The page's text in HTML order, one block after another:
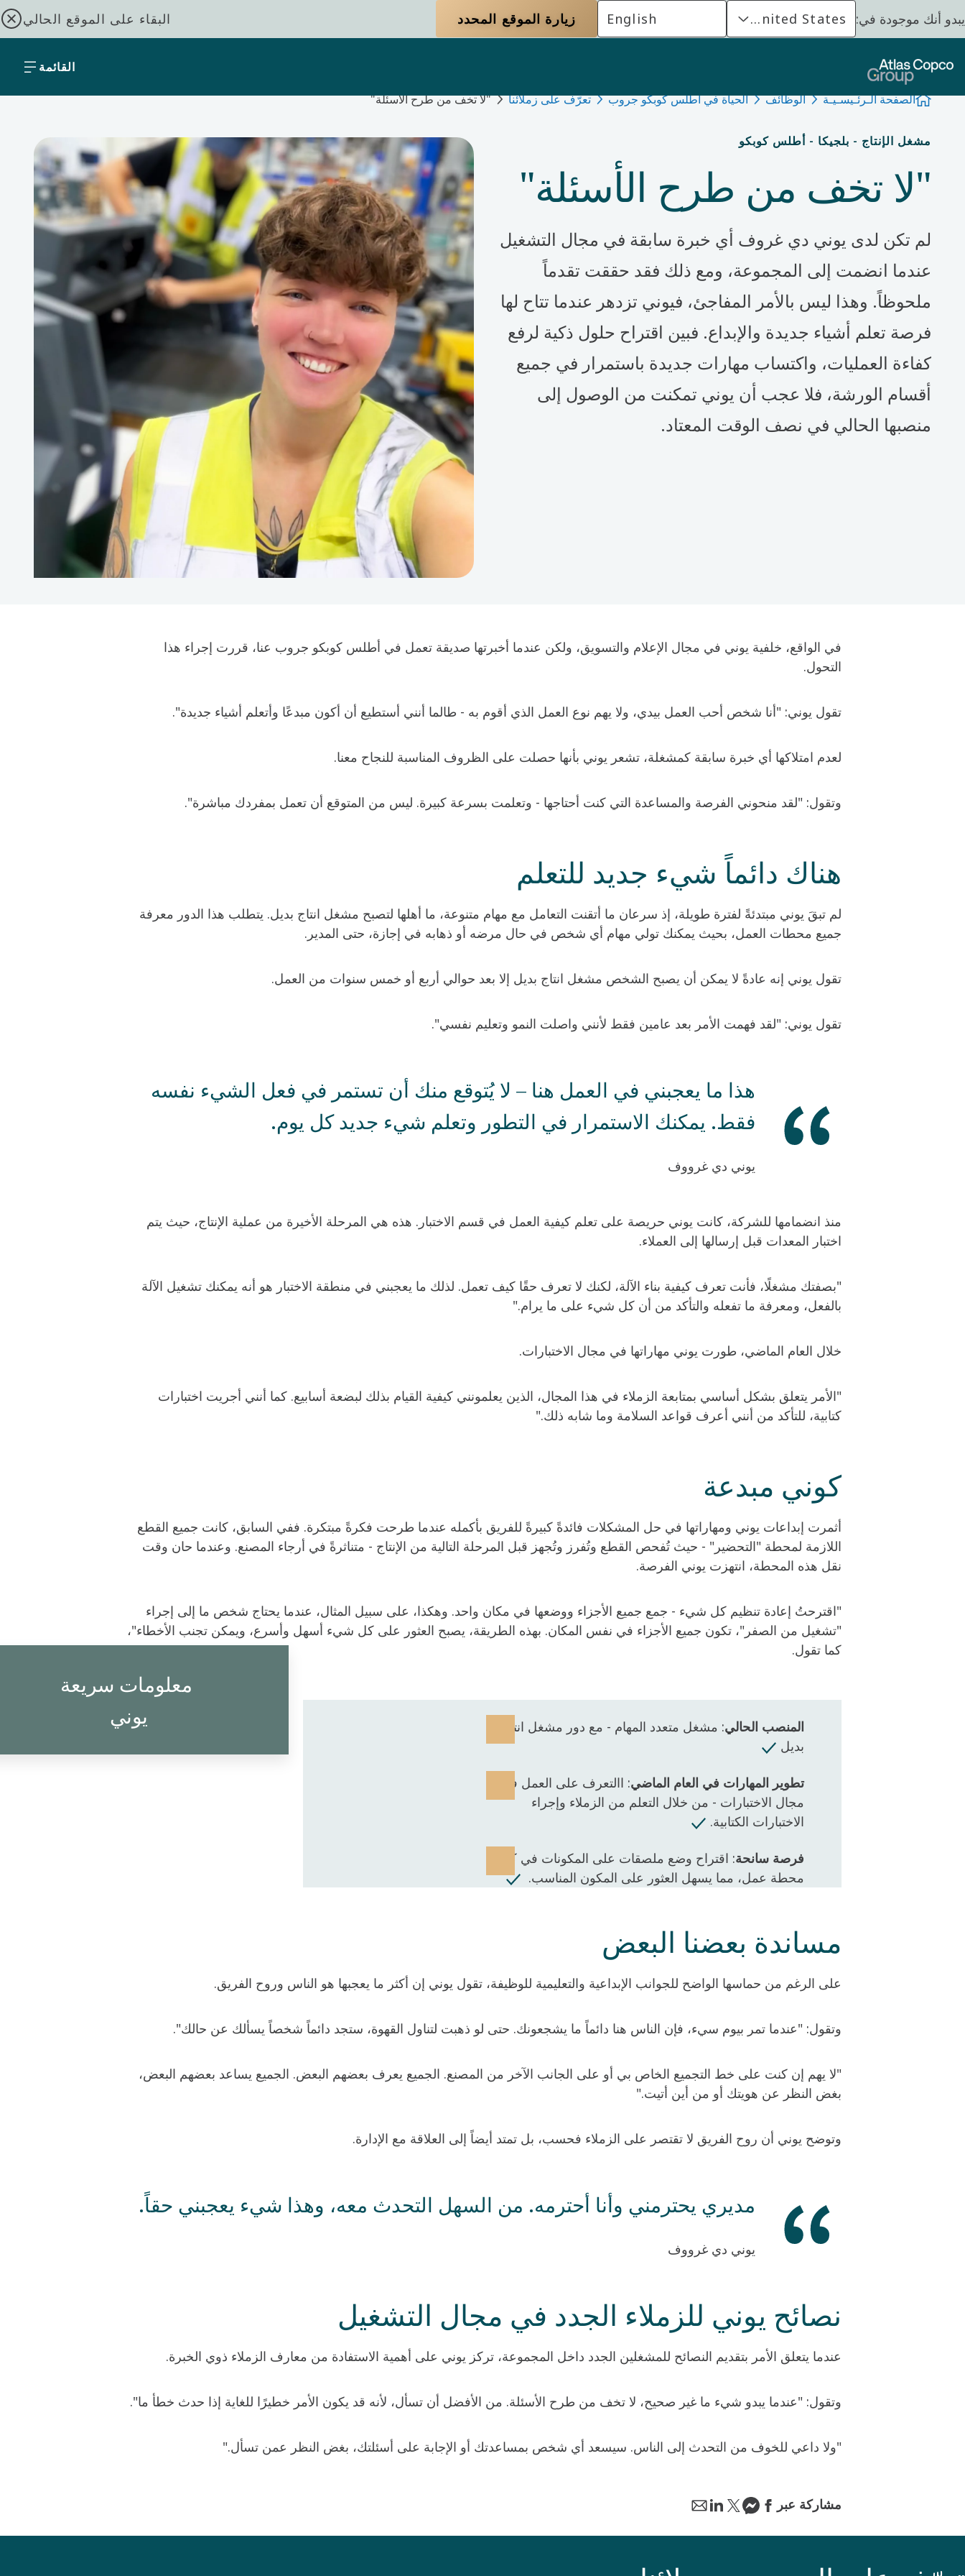
يبدو أنك موجودة في: United States
English زيارة الموقع المحدد البقاء على الموقع الحالي
القائمة
الصفحة الـرئـيسـيـة الوظائف الحياة في أطلس كوبكو جروب تعرّف على زملائنا "لا تخف من طرح الأسئلة"
مشغل الإنتاج - بلجيكا - أطلس كوبكو
"لا تخف من طرح الأسئلة"
لم تكن لدى يوني دي غروف أي خبرة سابقة في مجال التشغيل
عندما انضمت إلى المجموعة، ومع ذلك فقد حققت تقدماً
ملحوظاً. وهذا ليس بالأمر المفاجئ، فيوني تزدهر عندما تتاح لها
فرصة تعلم أشياء جديدة والإبداع. فبين اقتراح حلول ذكية لرفع
كفاءة العمليات، واكتساب مهارات جديدة باستمرار في جميع
أقسام الورشة، فلا عجب أن يوني تمكنت من الوصول إلى
منصبها الحالي في نصف الوقت المعتاد.
في الواقع، خلفية يوني في مجال الإعلام والتسويق، ولكن عندما أخبرتها صديقة تعمل في أطلس كوبكو جروب عنا، قررت إجراء هذا
التحول.
تقول يوني: "أنا شخص أحب العمل بيدي، ولا يهم نوع العمل الذي أقوم به - طالما أنني أستطيع أن أكون مبدعًا وأتعلم أشياء جديدة".
لعدم امتلاكها أي خبرة سابقة كمشغلة، تشعر يوني بأنها حصلت على الظروف المناسبة للنجاح معنا.
وتقول: "لقد منحوني الفرصة والمساعدة التي كنت أحتاجها - وتعلمت بسرعة كبيرة. ليس من المتوقع أن تعمل بمفردك مباشرة".
هناك دائماً شيء جديد للتعلم
لم تبقَ يوني مبتدئةً لفترة طويلة، إذ سرعان ما أتقنت التعامل مع مهام متنوعة، ما أهلها لتصبح مشغل انتاج بديل. يتطلب هذا الدور معرفة
جميع محطات العمل، بحيث يمكنك تولي مهام أي شخص في حال مرضه أو ذهابه في إجازة، حتى المدير.
تقول يوني إنه عادةً لا يمكن أن يصبح الشخص مشغل انتاج بديل إلا بعد حوالي أربع أو خمس سنوات من العمل.
تقول يوني: "لقد فهمت الأمر بعد عامين فقط لأنني واصلت النمو وتعليم نفسي".
هذا ما يعجبني في العمل هنا – لا يُتوقع منك أن تستمر في فعل الشيء نفسه
فقط. يمكنك الاستمرار في التطور وتعلم شيء جديد كل يوم.
يوني دي غرووف
منذ انضمامها للشركة، كانت يوني حريصة على تعلم كيفية العمل في قسم الاختبار. هذه هي المرحلة الأخيرة من عملية الإنتاج، حيث يتم
اختبار المعدات قبل إرسالها إلى العملاء.
"بصفتك مشغلًا، فأنت تعرف كيفية بناء الآلة، لكنك لا تعرف حقًا كيف تعمل. لذلك ما يعجبني في منطقة الاختبار هو أنه يمكنك تشغيل الآلة
بالفعل، ومعرفة ما تفعله والتأكد من أن كل شيء على ما يرام."
خلال العام الماضي، طورت يوني مهاراتها في مجال الاختبارات.
"الأمر يتعلق بشكل أساسي بمتابعة الزملاء في هذا المجال، الذين يعلمونني كيفية القيام بذلك لبضعة أسابيع. كما أنني أجريت اختبارات
كتابية، للتأكد من أنني أعرف قواعد السلامة وما شابه ذلك."
كوني مبدعة
أثمرت إبداعات يوني ومهاراتها في حل المشكلات فائدةً كبيرةً للفريق بأكمله عندما طرحت فكرةً مبتكرة. ففي السابق، كانت جميع القطع
اللازمة لمحطة "التحضير" - حيث تُفحص القطع وتُفرز وتُجهز قبل المرحلة التالية من الإنتاج - متناثرةً في أرجاء المصنع. وعندما حان وقت
نقل هذه المحطة، انتهزت يوني الفرصة.
"اقترحتُ إعادة تنظيم كل شيء - جمع جميع الأجزاء ووضعها في مكان واحد. وهكذا، على سبيل المثال، عندما يحتاج شخص ما إلى إجراء
"تشغيل من الصفر"، تكون جميع الأجزاء في نفس المكان. بهذه الطريقة، يصبح العثور على كل شيء أسهل وأسرع، ويمكن تجنب الأخطاء"،
كما تقول.
المنصب الحالي: مشغل متعدد المهام - مع دور مشغل انتاج
بديل
تطوير المهارات في العام الماضي: االتعرف على العمل في
مجال الاختبارات - من خلال التعلم من الزملاء وإجراء
الاختبارات الكتابية.
فرصة سانحة: اقتراح وضع ملصقات على المكونات في كل
محطة عمل، مما يسهل العثور على المكون المناسب.
معلومات سريعة
يوني
مساندة بعضنا البعض
على الرغم من حماسها الواضح للجوانب الإبداعية والتعليمية للوظيفة، تقول يوني إن أكثر ما يعجبها هو الناس وروح الفريق.
وتقول: "عندما تمر بيوم سيء، فإن الناس هنا دائماً ما يشجعونك. حتى لو ذهبت لتناول القهوة، ستجد دائماً شخصاً يسألك عن حالك".
"لا يهم إن كنت على خط التجميع الخاص بي أو على الجانب الآخر من المصنع. الجميع يعرف بعضهم البعض. الجميع يساعد بعضهم البعض،
بغض النظر عن هويتك أو من أين أتيت."
وتوضح يوني أن روح الفريق لا تقتصر على الزملاء فحسب، بل تمتد أيضاً إلى العلاقة مع الإدارة.
مديري يحترمني وأنا أحترمه. من السهل التحدث معه، وهذا شيء يعجبني حقاً.
يوني دي غرووف
نصائح يوني للزملاء الجدد في مجال التشغيل
عندما يتعلق الأمر بتقديم النصائح للمشغلين الجدد داخل المجموعة، تركز يوني على أهمية الاستفادة من معارف الزملاء ذوي الخبرة.
وتقول: "عندما يبدو شيء ما غير صحيح، لا تخف من طرح الأسئلة. من الأفضل أن تسأل، لأنه قد يكون الأمر خطيرًا للغاية إذا حدث خطأ ما".
"ولا داعي للخوف من التحدث إلى الناس. سيسعد أي شخص بمساعدتك أو الإجابة على أسئلتك، بغض النظر عمن تسأل."
مشاركة عبر